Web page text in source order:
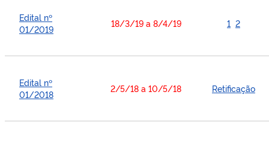
Edital nº
01/2019
18/3/19 a 8/4/19 1 2
Edital nº
01/2018
2/5/18 a 10/5/18 Retificação